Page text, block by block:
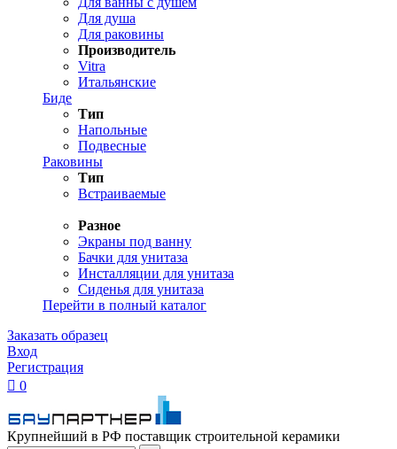
Для душа
Для раковины
Производитель
Vitra
Итальянские
Биде
Тип
Напольные
Подвесные
Раковины
Тип
Встраиваемые
Разное
Экраны под ванну
Бачки для унитаза
Инсталляции для унитаза
Сиденья для унитаза
Перейти в полный каталог
Заказать образец
Вход
Регистрация
 0
Крупнейший в РФ поставщик строительной керамики